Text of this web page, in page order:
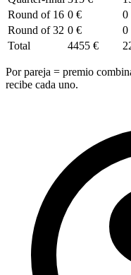
Round of 16 0 €
0
Round of 32 0 €
0
Total
4455 €
Por pareja = premio
recibe cada uno.